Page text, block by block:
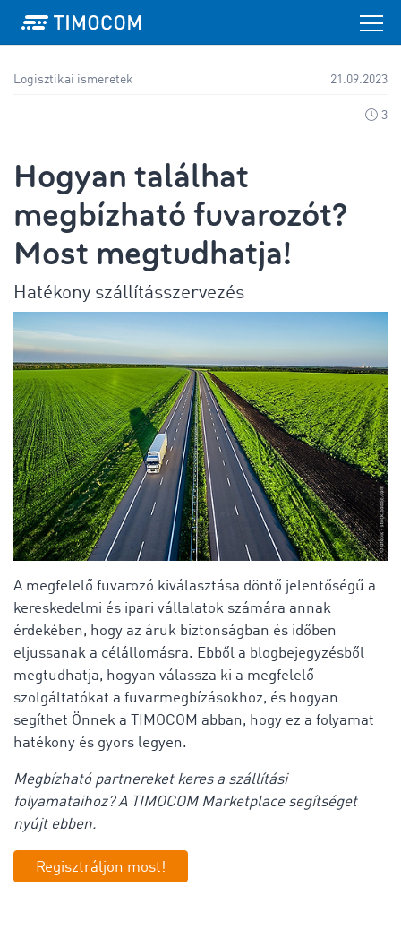
Logisztikai ismeretek 21.09.2023
3
Hogyan találhat
megbízható fuvarozót?
Most megtudhatja!
Hatékony szállításszervezés
A megfelelő fuvarozó kiválasztása döntő jelentőségű a
kereskedelmi és ipari vállalatok számára annak
érdekében, hogy az áruk biztonságban és időben
eljussanak a célállomásra. Ebből a blogbejegyzésből
megtudhatja, hogyan válassza ki a megfelelő
szolgáltatókat a fuvarmegbízásokhoz, és hogyan
segíthet Önnek a TIMOCOM abban, hogy ez a folyamat
hatékony és gyors legyen.
Megbízható partnereket keres a szállítási
folyamataihoz? A TIMOCOM Marketplace segítséget
nyújt ebben.
Regisztráljon most!